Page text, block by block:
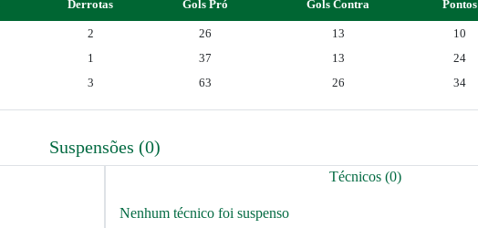
Derrotas Gols Pró Gols Contra Pontos
2 26 13 10
1 37 13 24
3 63 26 34
Suspensões (0)
Técnicos (0)
Nenhum técnico foi suspenso